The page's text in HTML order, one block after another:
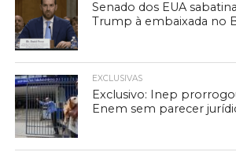
Senado dos EUA
Trump à embaixada no
EXCLUSIVAS
Exclusivo: Inep
Enem sem parecer